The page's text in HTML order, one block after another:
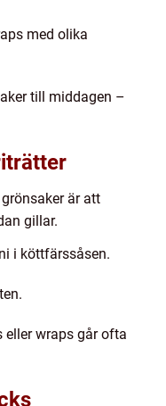
med olika
till middagen –
är att
gillar.
i köttfärssåsen.
eller wraps går ofta